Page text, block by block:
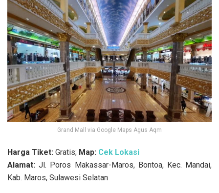
Grand Mall via Google Maps Agus Aqm
Harga Tiket: Gratis; Map: Cek Lokasi
Alamat: Jl. Poros Makassar-Maros, Bontoa, Kec. Mandai,
Kab. Maros, Sulawesi Selatan